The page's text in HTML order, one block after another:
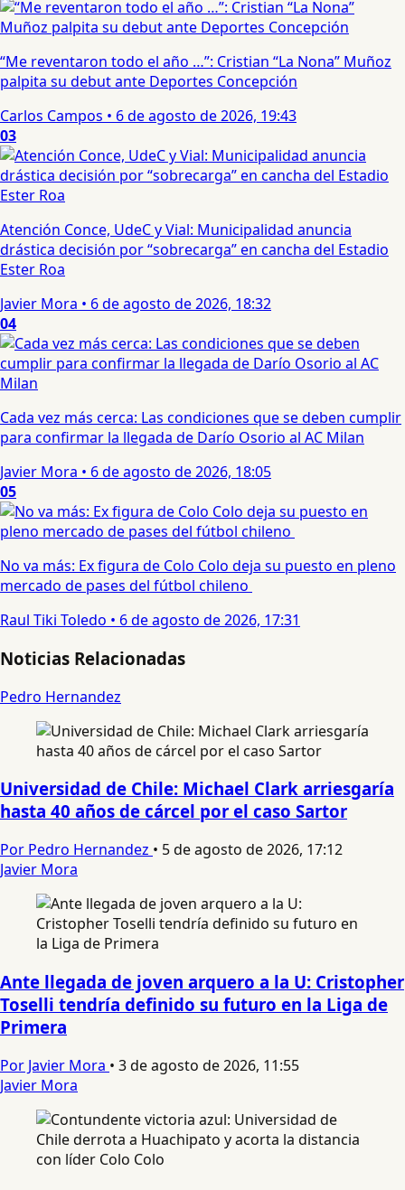
“Me reventaron todo el año …”: Cristian “La Nona” Muñoz
palpita su debut ante Deportes Concepción
Carlos Campos • 6 de agosto de 2026, 19:43
03
Atención Conce, UdeC y Vial: Municipalidad anuncia
drástica decisión por “sobrecarga” en cancha del Estadio
Ester Roa
Javier Mora • 6 de agosto de 2026, 18:32
04
Cada vez más cerca: Las condiciones que se deben cumplir
para confirmar la llegada de Darío Osorio al AC Milan
Javier Mora • 6 de agosto de 2026, 18:05
05
No va más: Ex figura de Colo Colo deja su puesto en pleno
mercado de pases del fútbol chileno
Raul Tiki Toledo • 6 de agosto de 2026, 17:31
Noticias Relacionadas
Pedro Hernandez
Universidad de Chile: Michael Clark arriesgaría
hasta 40 años de cárcel por el caso Sartor
Por Pedro Hernandez • 5 de agosto de 2026, 17:12
Javier Mora
Ante llegada de joven arquero a la U: Cristopher
Toselli tendría definido su futuro en la Liga de
Primera
Por Javier Mora • 3 de agosto de 2026, 11:55
Javier Mora